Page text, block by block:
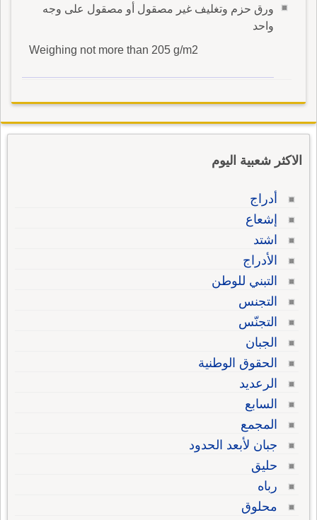
ورق حزم وتغليف غير مصقول أو مصقول على وجه
واحد
Weighing not more than 205 g/m2
الاكثر شعبية اليوم
أدراج
إشعاع
اشتد
الأدراج
التبني للوطن
التجنس
التجنّس
الجبان
الحقوق الوطنية
الرعديد
السابع
المجمع
جبان لأبعد الحدود
حليق
رباه
محلوق